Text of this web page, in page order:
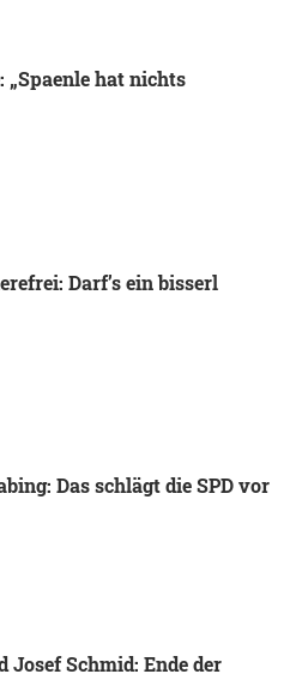
„Spaenle hat nichts
Darf’s ein bisserl
Das schlägt die SPD vor
Josef Schmid: Ende der